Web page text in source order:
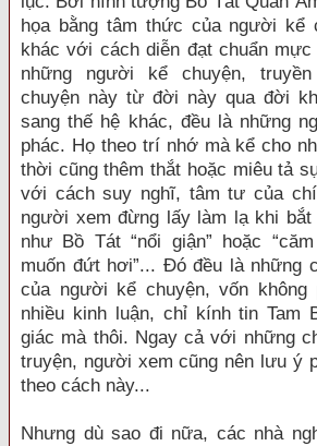
họa bằng tâm thức của người kể
khác với cách diễn đạt chuẩn
những người kể chuyện,
chuyện này từ đời này qua đời
sang thế hệ khác, đều là những
phác. Họ theo trí nhớ mà kể cho
thời cũng thêm thắt hoặc miêu tả
với cách suy nghĩ, tâm tư của
người xem đừng lấy làm lạ khi
như Bồ Tát “nổi giận” hoặc
muốn đứt hơi”... Đó đều là những
của người kể chuyện, vốn
nhiều kinh luận, chỉ kính tin Tam
giác mà thôi. Ngay cả với những
truyện, người xem cũng nên lưu ý
theo cách này...
Nhưng dù sao đi nữa, các nhà